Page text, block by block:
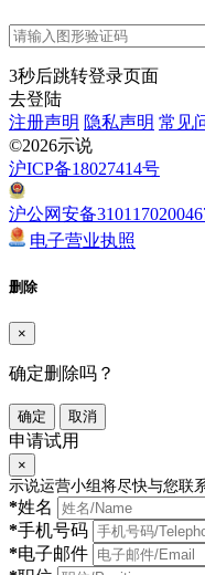
3秒后跳转登录页面
去登陆
注册声明 隐私声明 常见
©2026示说
沪ICP备18027414号
沪公网安备
电子营业执照
删除
×
确定删除吗？
确定 取消
申请试用
×
示说运营小组将尽快与您联
*姓名
*手机号码
*电子邮件